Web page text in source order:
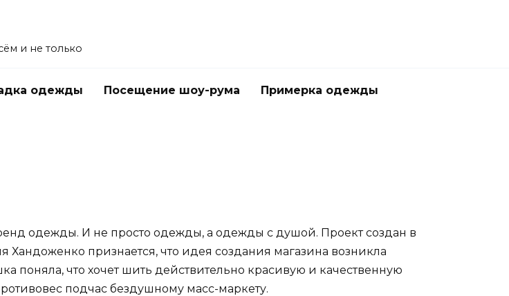
и не только
одежды Посещение шоу-рума Примерка одежды
одежды. И не просто одежды, а одежды с душой. Проект создан в
Хандоженко признается, что идея создания магазина возникла
поняла, что хочет шить действительно красивую и качественную
подчас бездушному масс-маркету.